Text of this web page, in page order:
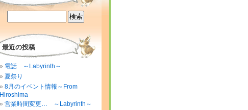
最近の投稿
電話 ～Labyrinth～
夏祭り
8月のイベント情報～From
Hiroshima
営業時間変更… ～Labyrinth～